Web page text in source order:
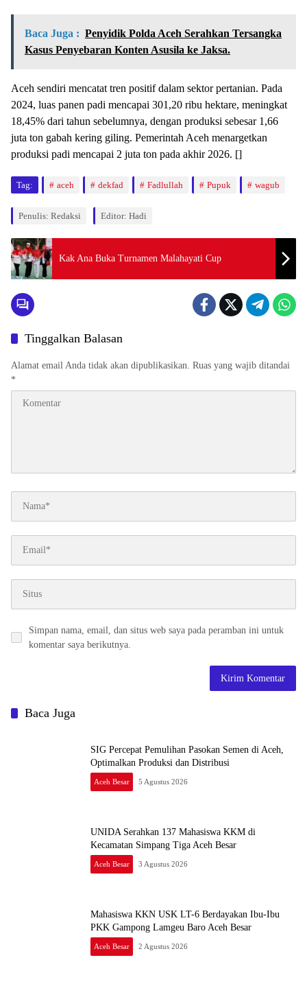
Baca Juga : Penyidik Polda Aceh Serahkan Tersangka
Kasus Penyebaran Konten Asusila ke Jaksa.
Aceh sendiri mencatat tren positif dalam sektor pertanian. Pada
2024, luas panen padi mencapai 301,20 ribu hektare, meningkat
18,45% dari tahun sebelumnya, dengan produksi sebesar 1,66
juta ton gabah kering giling. Pemerintah Aceh menargetkan
produksi padi mencapai 2 juta ton pada akhir 2026. []
Tag: aceh dekfad Fadlullah Pupuk wagub
Penulis: Redaksi Editor: Hadi
Kak Ana Buka Turnamen Malahayati Cup
Tinggalkan Balasan
Alamat email Anda tidak akan dipublikasikan. Ruas yang wajib ditandai
*
Simpan nama, email, dan situs web saya pada peramban ini untuk
komentar saya berikutnya.
Baca Juga
SIG Percepat Pemulihan Pasokan Semen di Aceh,
Optimalkan Produksi dan Distribusi
Aceh Besar 5 Agustus 2026
UNIDA Serahkan 137 Mahasiswa KKM di
Kecamatan Simpang Tiga Aceh Besar
Aceh Besar 3 Agustus 2026
Mahasiswa KKN USK LT-6 Berdayakan Ibu-Ibu
PKK Gampong Lamgeu Baro Aceh Besar
Aceh Besar 2 Agustus 2026